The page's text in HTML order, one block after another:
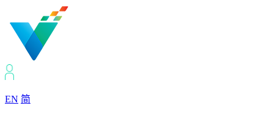
EN 简